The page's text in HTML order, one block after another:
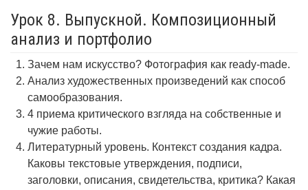
Урок 8. Выпускной. Композиционный
анализ и портфолио
Зачем нам искусство? Фотография как ready-made.
Анализ художественных произведений как способ
самообразования.
4 приема критического взгляда на собственные и
чужие работы.
Литературный уровень. Контекст создания кадра.
Каковы текстовые утверждения, подписи,
заголовки, описания, свидетельства, критика? Какая